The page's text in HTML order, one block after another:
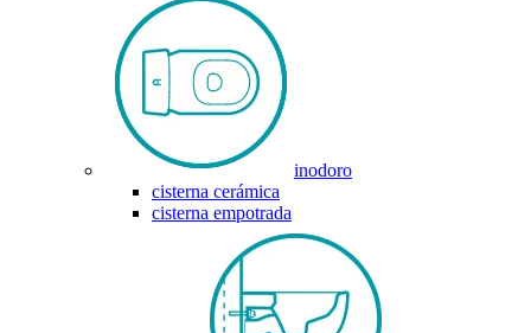
inodoro
cisterna cerámica
cisterna empotrada